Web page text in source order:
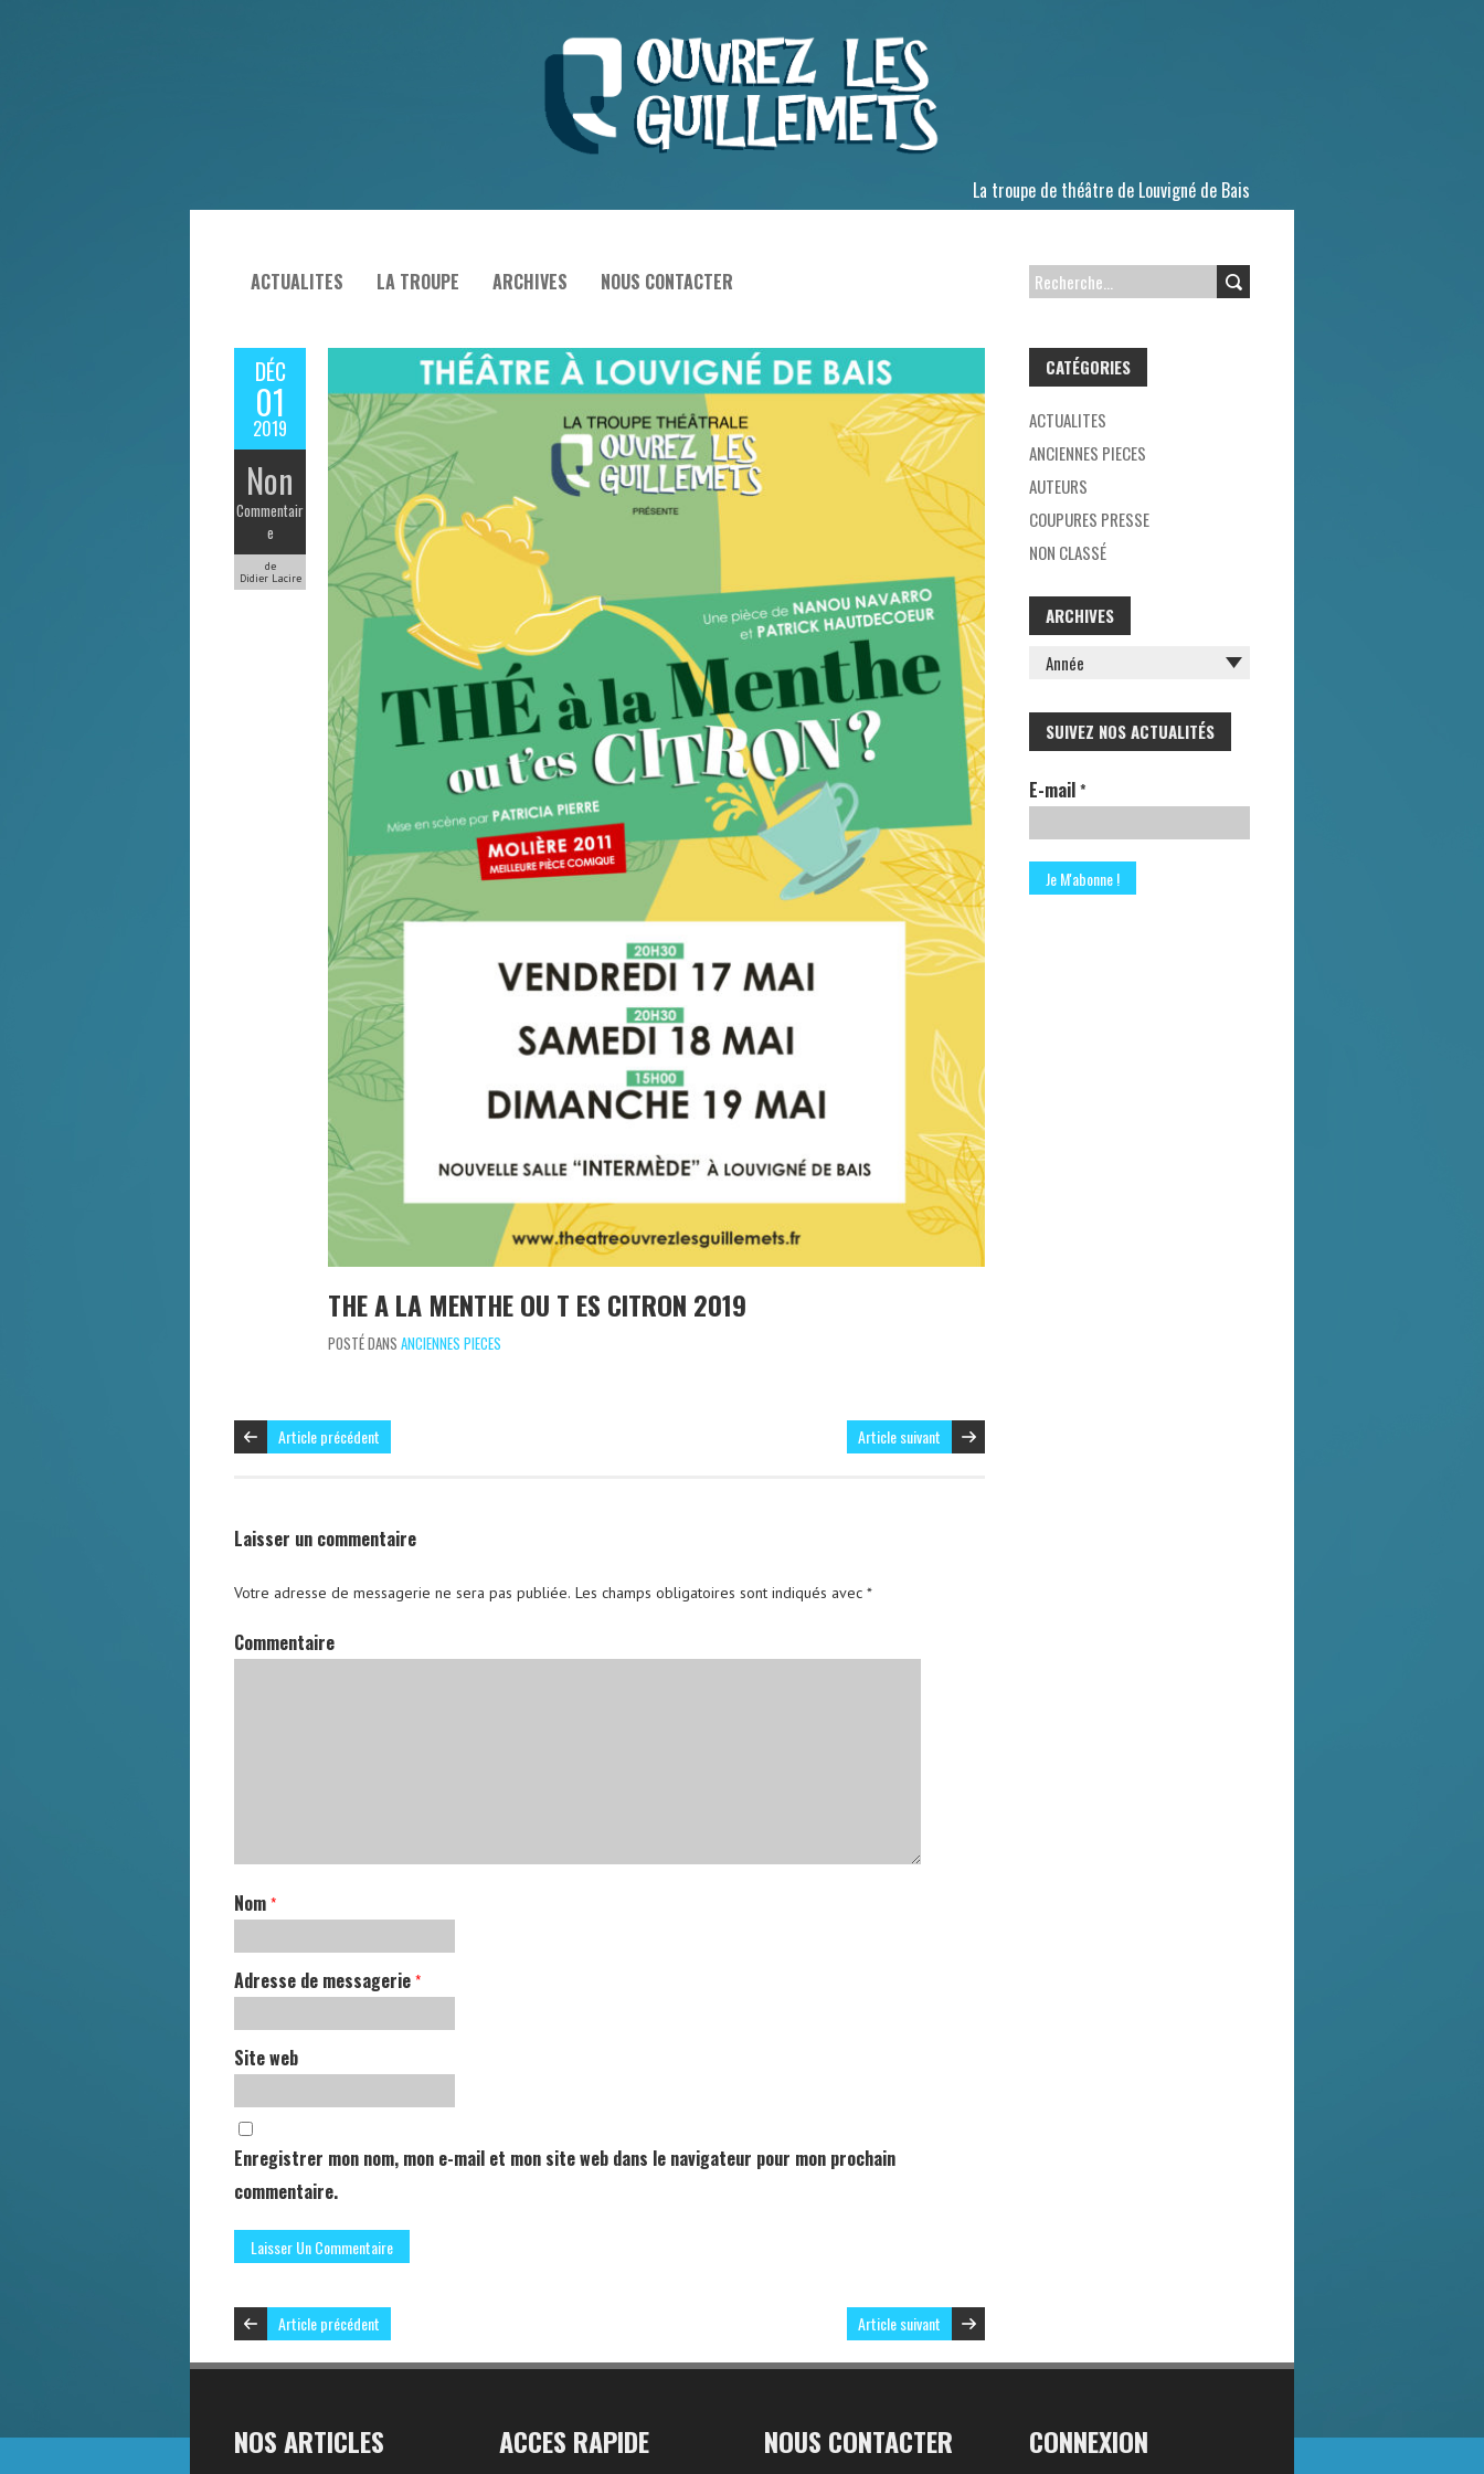
La troupe de théâtre de Louvigné de Bais
ACTUALITES LA TROUPE ARCHIVES NOUS CONTACTER
R
C
H
E
R
C
H
E
DÉC
01
2019
Non
Commentair
e
de
Didier Lacire
THE A LA MENTHE OU T ES CITRON 2019
POSTÉ DANS ANCIENNES PIECES
Article précédent Article suivant
Laisser un commentaire
Votre adresse de messagerie ne sera pas publiée. Les champs obligatoires sont indiqués avec *
Commentaire
Nom *
Adresse de messagerie *
Site web
Enregistrer mon nom, mon e-mail et mon site web dans le navigateur pour mon prochain
commentaire.
Article précédent Article suivant
CATÉGORIES
ACTUALITES
ANCIENNES PIECES
AUTEURS
COUPURES PRESSE
NON CLASSÉ
ARCHIVES
SUIVEZ NOS ACTUALITÉS
E-mail *
NOS ARTICLES ACCES RAPIDE NOUS CONTACTER CONNEXION